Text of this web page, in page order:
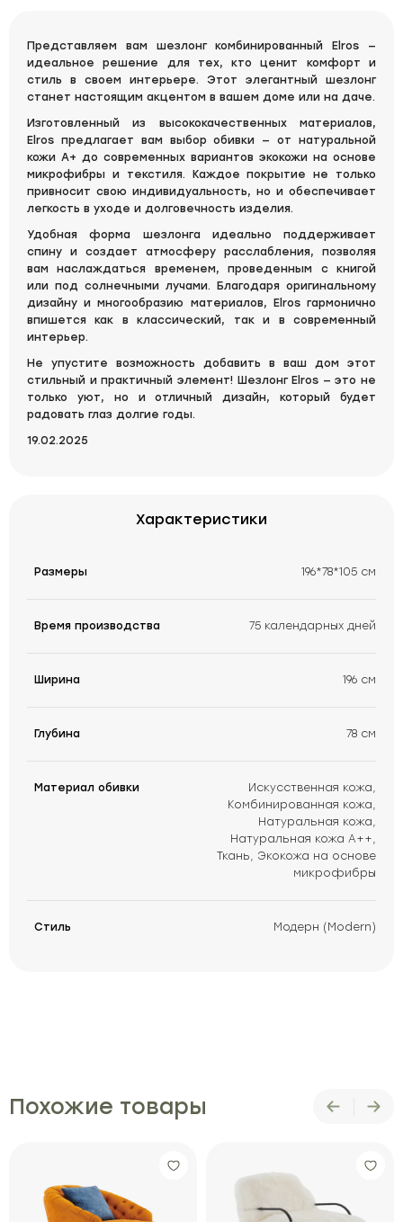
Представляем вам шезлонг комбинированный Elros —
идеальное решение для тех, кто ценит комфорт и
стиль в своем интерьере. Этот элегантный шезлонг
станет настоящим акцентом в вашем доме или на даче.
Изготовленный из высококачественных материалов,
Elros предлагает вам выбор обивки — от натуральной
кожи А+ до современных вариантов экокожи на основе
микрофибры и текстиля. Каждое покрытие не только
привносит свою индивидуальность, но и обеспечивает
легкость в уходе и долговечность изделия.
Удобная форма шезлонга идеально поддерживает
спину и создает атмосферу расслабления, позволяя
вам наслаждаться временем, проведенным с книгой
или под солнечными лучами. Благодаря оригинальному
дизайну и многообразию материалов, Elros гармонично
впишется как в классический, так и в современный
интерьер.
Не упустите возможность добавить в ваш дом этот
стильный и практичный элемент! Шезлонг Elros — это не
только уют, но и отличный дизайн, который будет
радовать глаз долгие годы.
19.02.2025
Характеристики
Размеры 196*78*105 см
Время производства 75 календарных дней
Ширина 196 см
Глубина 78 см
Материал обивки
Искусственная кожа,
Комбинированная кожа,
Натуральная кожа,
Натуральная кожа А++,
Ткань, Экокожа на основе
микрофибры
Стиль Модерн (Modern)
Похожие товары